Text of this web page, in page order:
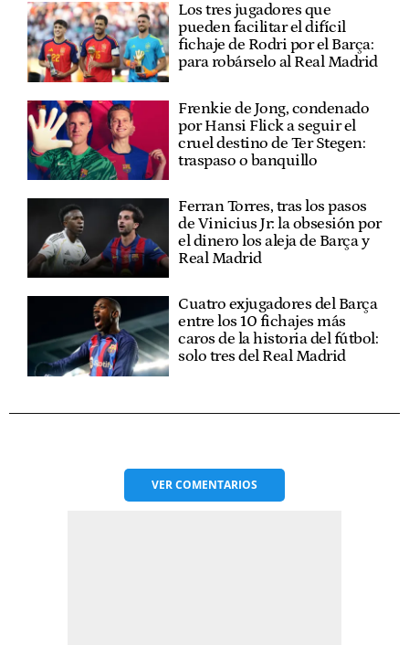
Los tres jugadores que
pueden facilitar el difícil
fichaje de Rodri por el Barça:
para robárselo al Real Madrid
Frenkie de Jong, condenado
por Hansi Flick a seguir el
cruel destino de Ter Stegen:
traspaso o banquillo
Ferran Torres, tras los pasos
de Vinicius Jr: la obsesión por
el dinero los aleja de Barça y
Real Madrid
Cuatro exjugadores del Barça
entre los 10 fichajes más
caros de la historia del fútbol:
solo tres del Real Madrid
VERCOMENTARIOS